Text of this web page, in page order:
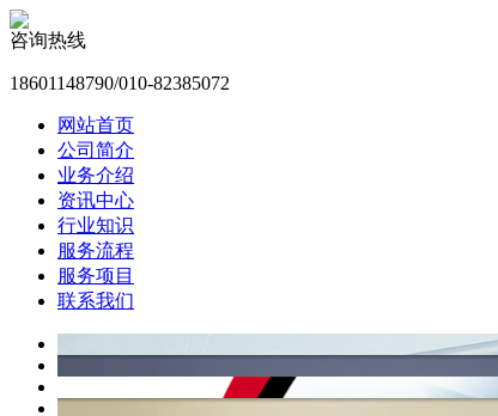
咨询热线
18601148790/010-82385072
网站首页
公司简介
业务介绍
资讯中心
行业知识
服务流程
服务项目
联系我们